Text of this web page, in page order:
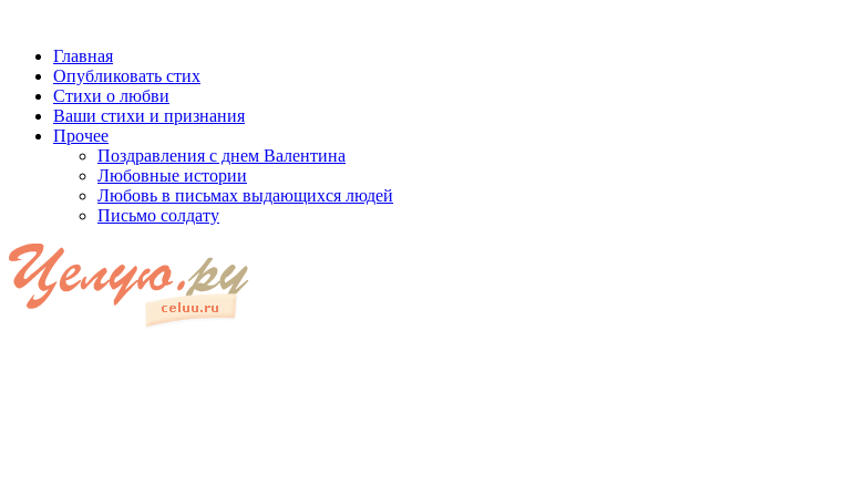
Главная
Опубликовать стих
Стихи о любви
Ваши стихи и признания
Прочее
Поздравления с днем Валентина
Любовные истории
Любовь в письмах выдающихся людей
Письмо солдату